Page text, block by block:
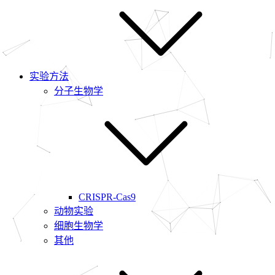
实验方法
分子生物学
CRISPR-Cas9
动物实验
细胞生物学
其他